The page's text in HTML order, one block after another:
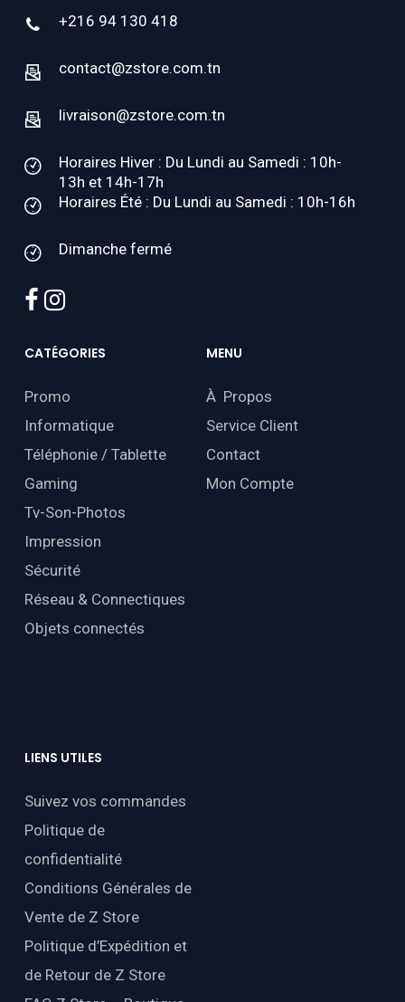
+216 94 130 418
contact@zstore.com.tn
livraison@zstore.com.tn
Horaires Hiver : Du Lundi au Samedi : 10h-
13h et 14h-17h
Horaires Été : Du Lundi au Samedi : 10h-16h
Dimanche fermé
facebook
instagram
CATÉGORIES
Promo
Informatique
Téléphonie / Tablette
Gaming
Tv-Son-Photos
Impression
Sécurité
Réseau & Connectiques
Objets connectés
MENU
À Propos
Service Client
Contact
Mon Compte
LIENS UTILES
Suivez vos commandes
Politique de
confidentialité
Conditions Générales de
Vente de Z Store
Politique d’Expédition et
de Retour de Z Store